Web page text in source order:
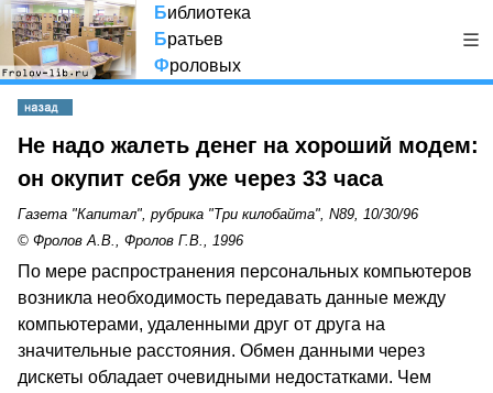
Библиотека
Братьев
Фроловых
Не надо жалеть денег на хороший модем:
он окупит себя уже через 33 часа
Газета "Капитал", рубрика "Три килобайта", N89, 10/30/96
© Фролов А.В., Фролов Г.В., 1996
По мере распространения персональных компьютеров
возникла необходимость передавать данные между
компьютерами, удаленными друг от друга на
значительные расстояния. Обмен данными через
дискеты обладает очевидными недостатками. Чем